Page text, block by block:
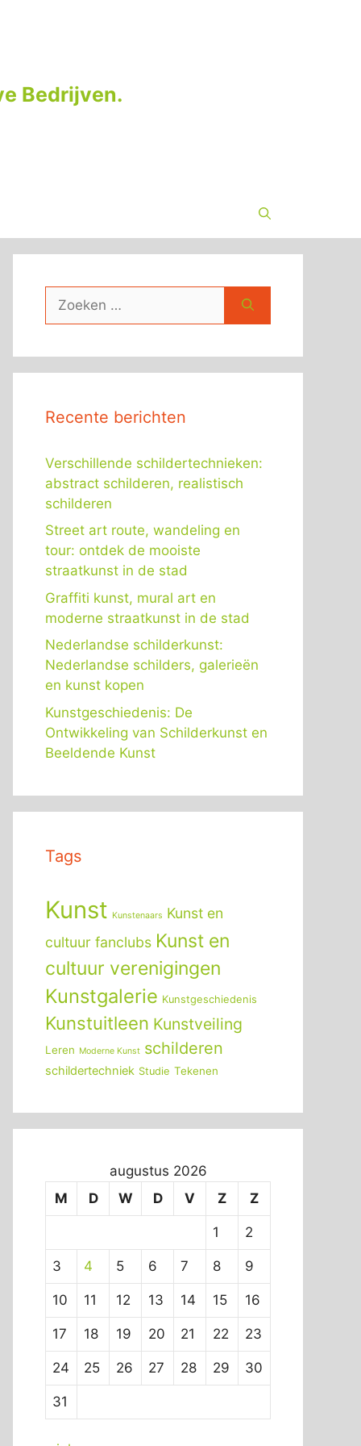
Bedrijven.
naar:
Recente berichten
Verschillende schildertechnieken:
abstract schilderen, realistisch
schilderen
Street art route, wandeling en
tour: ontdek de mooiste
straatkunst in de stad
Graffiti kunst, mural art en
moderne straatkunst in de stad
Nederlandse schilderkunst:
Nederlandse schilders, galerieën
en kunst kopen
Kunstgeschiedenis: De
Ontwikkeling van Schilderkunst en
Beeldende Kunst
Tags
Kunst Kunstenaars Kunst en
cultuur fanclubs Kunst en
cultuur verenigingen
Kunstgalerie Kunstgeschiedenis
Kunstuitleen Kunstveiling
Leren Moderne Kunst schilderen
schildertechniek Studie Tekenen
augustus 2026
M
D W D V Z Z
1 2
3 4 5 6 7 8 9
10 11 12 13 14 15 16
17 18 19 20 21 22 23
24 25 26 27 28 29 30
31